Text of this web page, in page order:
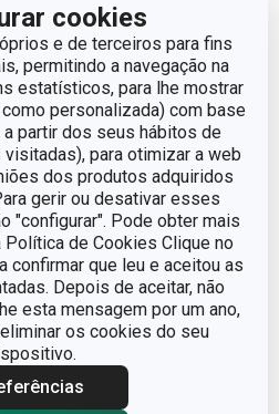
cookies
e de terceiros para fins
permitindo a navegação na
estatísticos, para lhe mostrar
personalizada) com base
partir dos seus hábitos de
visitadas), para otimizar a web
dos produtos adquiridos
gerir ou desativar esses
"configurar". Pode obter mais
de Cookies Clique no
confirmar que leu e aceitou as
Depois de aceitar, não
esta mensagem por um ano,
os cookies do seu
l
Espetos para churrasco
PRESTO 36 cm, 4 pcs
€ 8,90
Disponível na loja online